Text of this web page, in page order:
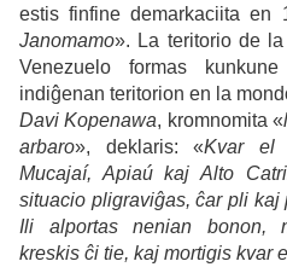
estis finfine demarkaciita en
Janomamo». La teritorio de
Venezuelo formas
indiĝenan teritorion en la
Davi Kopenawa, kromnomita «
arbaro», deklaris: «Kvar el
Mucajaí, Apiaú kaj Alto
situacio pligraviĝas, ĉar pli
Ili alportas nenian bonon,
kreskis ĉi tie, kaj mortigis kvar